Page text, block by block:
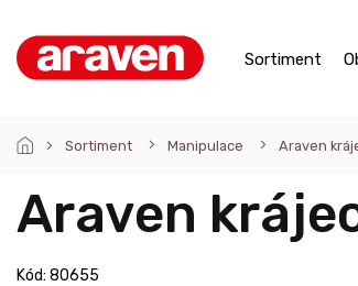
obsah
Sortiment
Sortiment Manipulace Araven
Araven
Kód: 80655